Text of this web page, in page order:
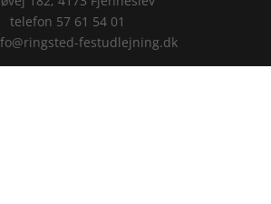
telefon 57 61 54 01
festudlejning.dk